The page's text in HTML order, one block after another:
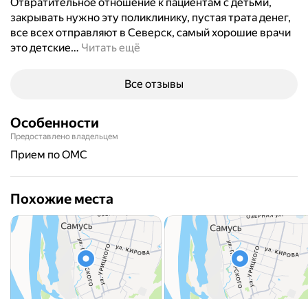
закрывать нужно эту поликлинику, пустая трата денег,
все всех отправляют в Северск, самый хорошие врачи
это детские… Читать ещё
Все отзывы
Особенности
Предоставлено владельцем
прием по ОМС
Похожие места